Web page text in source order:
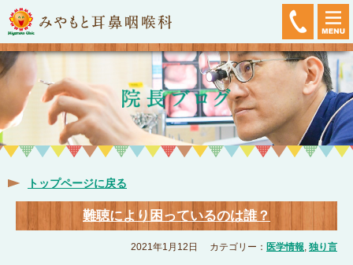
トップページに戻る
難聴により困っているのは誰？
2021年1月12日 カテゴリー： 医学情報, 独り言